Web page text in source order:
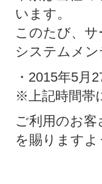
います。
このたび、
システムメ
・2015年5月
※上記時間帯
ご利用のお
を賜りますよ